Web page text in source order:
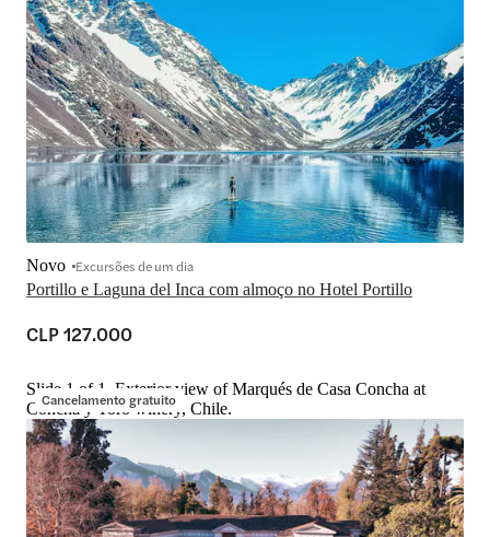
Portillo e Laguna del Inca com almoço no Hotel Portillo
Novo Excursões de um dia
CLP 127.000
Cancelamento gratuito
Slide 1 of 1, Exterior view of Marqués de Casa Concha at
Concha y Toro winery, Chile.